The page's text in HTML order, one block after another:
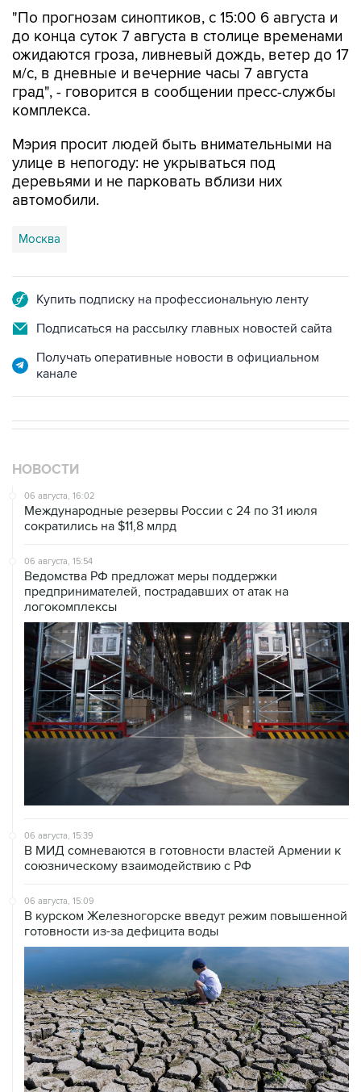
"По прогнозам синоптиков, с 15:00 6 августа и
до конца суток 7 августа в столице временами
ожидаются гроза, ливневый дождь, ветер до 17
м/с, в дневные и вечерние часы 7 августа
град", - говорится в сообщении пресс-службы
комплекса.
Мэрия просит людей быть внимательными на
улице в непогоду: не укрываться под
деревьями и не парковать вблизи них
автомобили.
Москва
Купить подписку на профессиональную ленту
Подписаться на рассылку главных новостей сайта
Получать оперативные новости в официальном
канале
НОВОСТИ
06 августа, 16:02
Международные резервы России с 24 по 31 июля
сократились на $11,8 млрд
06 августа, 15:54
Ведомства РФ предложат меры поддержки
предпринимателей, пострадавших от атак на
логокомплексы
06 августа, 15:39
В МИД сомневаются в готовности властей Армении к
союзническому взаимодействию с РФ
06 августа, 15:09
В курском Железногорске введут режим повышенной
готовности из-за дефицита воды